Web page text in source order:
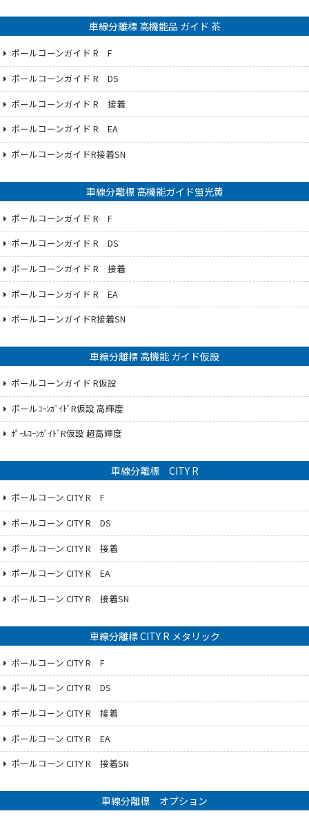
車線分離標 高機能品 ガイド 茶
ポールコーンガイド R F
ポールコーンガイド R DS
ポールコーンガイド R 接着
ポールコーンガイド R EA
ポールコーンガイドR接着SN
車線分離標 高機能ガイド蛍光黄
ポールコーンガイド R F
ポールコーンガイド R DS
ポールコーンガイド R 接着
ポールコーンガイド R EA
ポールコーンガイドR接着SN
車線分離標 高機能 ガイド仮設
ポールコーンガイド R仮設
ポールｺｰﾝｶﾞｲﾄﾞR仮設 高輝度
ﾎﾟｰﾙｺｰﾝｶﾞｲﾄﾞR仮設 超高輝度
車線分離標 CITY R
ポールコーン CITY R F
ポールコーン CITY R DS
ポールコーン CITY R 接着
ポールコーン CITY R EA
ポールコーン CITY R 接着SN
車線分離標 CITY R メタリック
ポールコーン CITY R F
ポールコーン CITY R DS
ポールコーン CITY R 接着
ポールコーン CITY R EA
ポールコーン CITY R 接着SN
車線分離標 オプション